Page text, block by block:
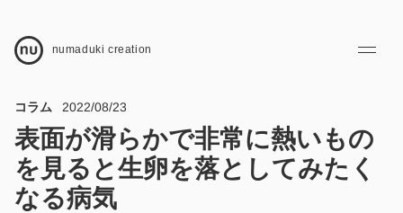
numaduki creation
コラム 2022/08/23
表面が滑らかで非常に熱いもの
を見ると生卵を落としてみたく
なる病気